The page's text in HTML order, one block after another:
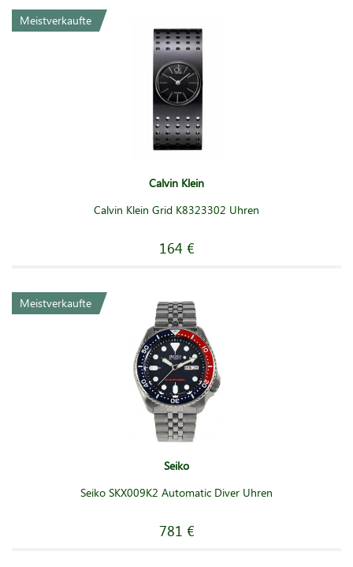
Meistverkaufte
Calvin Klein
Calvin Klein Grid K8323302 Uhren
164 €
Meistverkaufte
Seiko
Seiko SKX009K2 Automatic Diver Uhren
781 €